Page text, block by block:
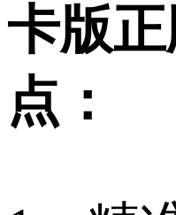
卡版
点：